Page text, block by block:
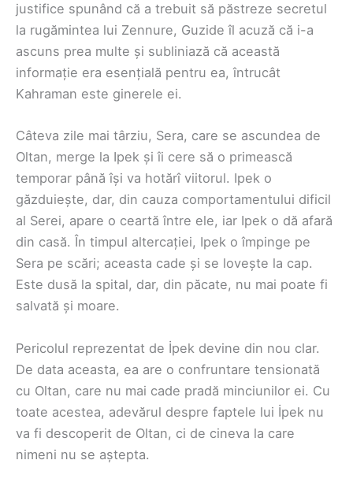
justifice spunând că a trebuit să păstreze secretul
la rugămintea lui Zennure, Guzide îl acuză că i-a
ascuns prea multe și subliniază că această
informație era esențială pentru ea, întrucât
Kahraman este ginerele ei.
Câteva zile mai târziu, Sera, care se ascundea de
Oltan, merge la Ipek și îi cere să o primească
temporar până își va hotărî viitorul. Ipek o
găzduiește, dar, din cauza comportamentului dificil
al Serei, apare o ceartă între ele, iar Ipek o dă afară
din casă. În timpul altercației, Ipek o împinge pe
Sera pe scări; aceasta cade și se lovește la cap.
Este dusă la spital, dar, din păcate, nu mai poate fi
salvată și moare.
Pericolul reprezentat de İpek devine din nou clar.
De data aceasta, ea are o confruntare tensionată
cu Oltan, care nu mai cade pradă minciunilor ei. Cu
toate acestea, adevărul despre faptele lui İpek nu
va fi descoperit de Oltan, ci de cineva la care
nimeni nu se aștepta.